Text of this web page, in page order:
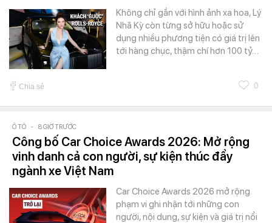
Không chỉ gắn với hình ảnh xa hoa, Lý
Nhã Kỳ còn từng sở hữu hoặc sử
dụng nhiều phương tiện có giá trị lên
tới hàng chục, thậm chí hơn 100 tỷ…
Chia sẻ 0
Ô TÔ - 8 GIỜ TRƯỚC
Công bố Car Choice Awards 2026: Mở rộng
vinh danh cả con người, sự kiện thúc đẩy
ngành xe Việt Nam
Car Choice Awards 2026 mở rộng
phạm vi ghi nhận tới những con
người, nội dung, sự kiện và giá trị nổi